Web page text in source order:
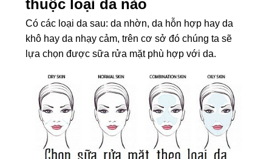
thuộc loại da nào
Có các loại da sau: da nhờn, da hỗn hợp hay da
khô hay da nhạy cảm, trên cơ sở đó chúng ta sẽ
lựa chọn được sữa rửa mặt phù hợp với da.